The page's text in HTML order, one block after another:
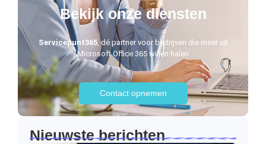
Bekijk onze diensten
Servicepunt365, dé partner voor bedrijven die meer uit
Microsoft Office 365 willen halen
Contact opnemen
Nieuwste berichten